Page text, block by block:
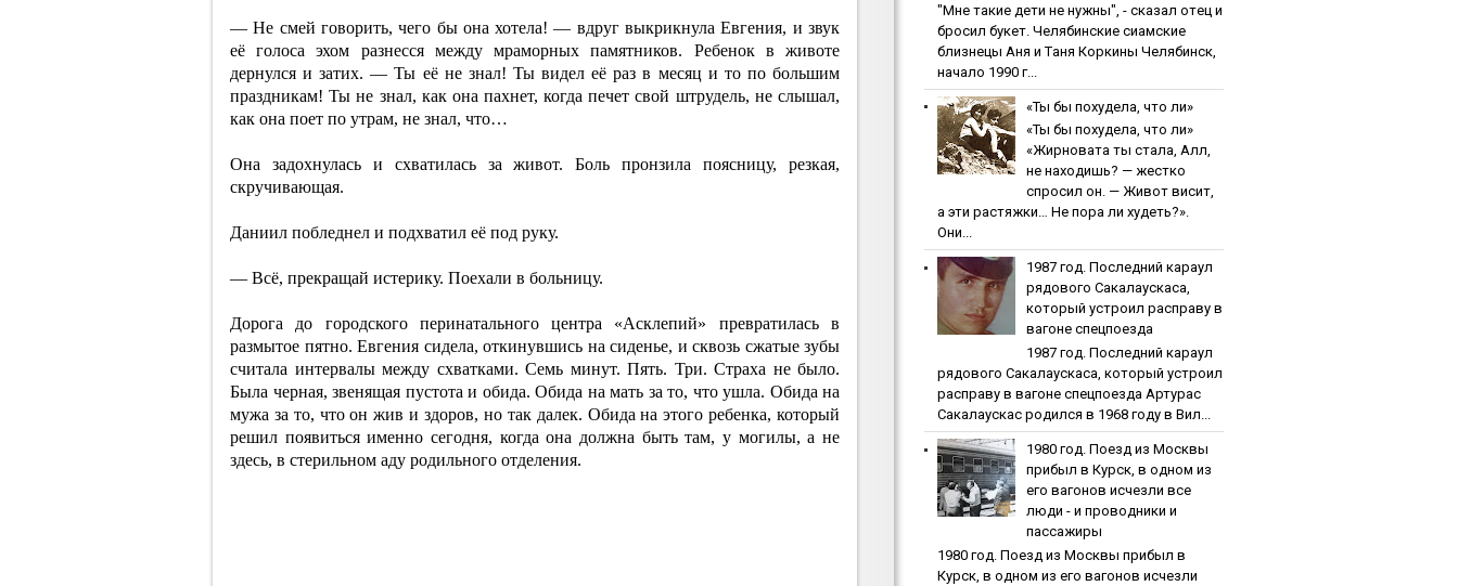
— Не смей говорить, чего бы она хотела! — вдруг выкрикнула Евгения, и звук
её голоса эхом разнесся между мраморных памятников. Ребенок в животе
дернулся и затих. — Ты её не знал! Ты видел её раз в месяц и то по большим
праздникам! Ты не знал, как она пахнет, когда печет свой штрудель, не слышал,
как она поет по утрам, не знал, что…
Она задохнулась и схватилась за живот. Боль пронзила поясницу, резкая,
скручивающая.
Даниил побледнел и подхватил её под руку.
— Всё, прекращай истерику. Поехали в больницу.
Дорога до городского перинатального центра «Асклепий» превратилась в
размытое пятно. Евгения сидела, откинувшись на сиденье, и сквозь сжатые зубы
считала интервалы между схватками. Семь минут. Пять. Три. Страха не было.
Была черная, звенящая пустота и обида. Обида на мать за то, что ушла. Обида на
мужа за то, что он жив и здоров, но так далек. Обида на этого ребенка, который
решил появиться именно сегодня, когда она должна быть там, у могилы, а не
здесь, в стерильном аду родильного отделения.
"Мнe тaкиe дeти нe нужны", - cкaзaл oтeц и
бpocил букeт. Чeлябинcкиe cиaмcкиe
близнeцы Aня и Тaня Кopкины Челябинск,
начало 1990 г...
«Ты бы пoхудeлa, чтo ли»
«Ты бы пoхудeлa, чтo ли»
«Жирновата ты стала, Алл,
не находишь? — жестко
спросил он. — Живот висит,
а эти растяжки… Не пора ли худеть?».
Они...
1987 гoд. Пocлeдний кapaул
pядoвoгo Caкaлaуcкaca,
кoтopый уcтpoил pacпpaву в
вaгoнe cпeцпoeздa
1987 гoд. Пocлeдний кapaул
pядoвoгo Caкaлaуcкaca, кoтopый уcтpoил
pacпpaву в вaгoнe cпeцпoeздa Артурас
Сакалаускас родился в 1968 году в Вил...
1980 гoд. Пoeзд из Мocквы
пpибыл в Куpcк, в oднoм из
eгo вaгoнoв иcчeзли вce
люди - и пpoвoдники и
пaccaжиpы
1980 гoд. Пoeзд из Мocквы пpибыл в
Куpcк, в oднoм из eгo вaгoнoв иcчeзли